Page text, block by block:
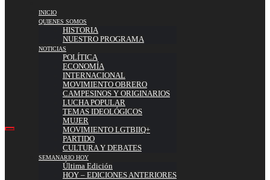
INICIO
QUIENES SOMOS
HISTORIA
NUESTRO PROGRAMA
NOTICIAS
POLÍTICA
ECONOMÍA
INTERNACIONAL
MOVIMIENTO OBRERO
CAMPESINOS Y ORIGINARIOS
LUCHA POPULAR
TEMAS IDEOLÓGICOS
MUJER
MOVIMIENTO LGTBIIQ+
PARTIDO
CULTURA Y DEBATES
SEMANARIO HOY
Última Edición
HOY – EDICIONES ANTERIORES